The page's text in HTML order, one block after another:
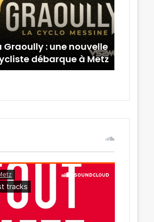
Graoully : une nouvelle
débarque à Metz
du
7
au
2026